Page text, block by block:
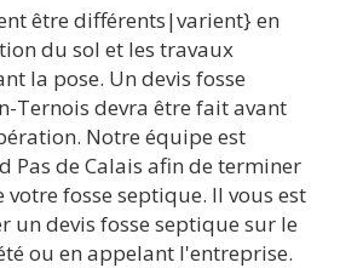
être différents|varient} en
du sol et les travaux
la pose. Un devis fosse
Ternois devra être fait avant
Notre équipe est
Pas de Calais afin de terminer
votre fosse septique. Il vous est
un devis fosse septique sur le
ou en appelant l'entreprise.